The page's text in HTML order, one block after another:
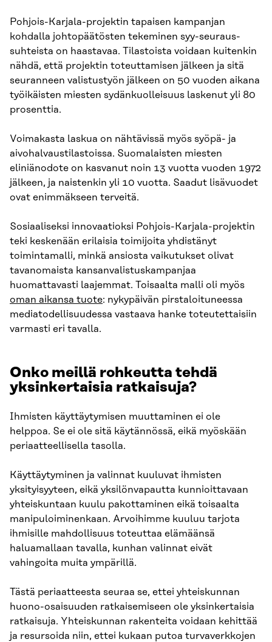
Pohjois-Karjala-projektin tapaisen kampanjan
kohdalla johtopäätösten tekeminen syy-seuraus-
suhteista on haastavaa. Tilastoista voidaan kuitenkin
nähdä, että projektin toteuttamisen jälkeen ja sitä
seuranneen valistustyön jälkeen on 50 vuoden aikana
työikäisten miesten sydänkuolleisuus laskenut yli 80
prosenttia.
Voimakasta laskua on nähtävissä myös syöpä- ja
aivohalvaustilastoissa. Suomalaisten miesten
eliniänodote on kasvanut noin 13 vuotta vuoden 1972
jälkeen, ja naistenkin yli 10 vuotta. Saadut lisävuodet
ovat enimmäkseen terveitä.
Sosiaaliseksi innovaatioksi Pohjois-Karjala-projektin
teki keskenään erilaisia toimijoita yhdistänyt
toimintamalli, minkä ansiosta vaikutukset olivat
tavanomaista kansanvalistuskampanjaa
huomattavasti laajemmat. Toisaalta malli oli myös
oman aikansa tuote: nykypäivän pirstaloituneessa
mediatodellisuudessa vastaava hanke toteutettaisiin
varmasti eri tavalla.
Onko meillä rohkeutta tehdä
yksinkertaisia ratkaisuja?
Ihmisten käyttäytymisen muuttaminen ei ole
helppoa. Se ei ole sitä käytännössä, eikä myöskään
periaatteellisella tasolla.
Käyttäytyminen ja valinnat kuuluvat ihmisten
yksityisyyteen, eikä yksilönvapautta kunnioittavaan
yhteiskuntaan kuulu pakottaminen eikä toisaalta
manipuloiminenkaan. Arvoihimme kuuluu tarjota
ihmisille mahdollisuus toteuttaa elämäänsä
haluamallaan tavalla, kunhan valinnat eivät
vahingoita muita ympärillä.
Tästä periaatteesta seuraa se, ettei yhteiskunnan
huono-osaisuuden ratkaisemiseen ole yksinkertaisia
ratkaisuja. Yhteiskunnan rakenteita voidaan kehittää
ja resursoida niin, ettei kukaan putoa turvaverkkojen